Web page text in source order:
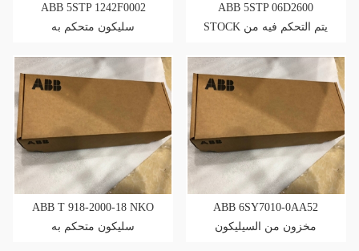
ABB 5STP 1242F0002
سليكون متحكم به
ABB 5STP 06D2600
STOCK يتم التحكم فيه من
ABB T 918-2000-18 NKO
سليكون متحكم به
ABB 6SY7010-0AA52
مخزون من السيليكون